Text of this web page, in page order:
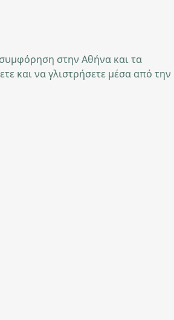
στην Αθήνα και τα
και να γλιστρήσετε μέσα από την